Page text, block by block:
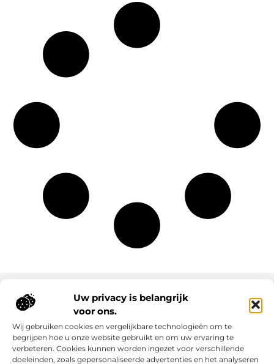
Uw privacy is belangrijk
voor ons.
Wij gebruiken cookies en vergelijkbare technologieën om te
begrijpen hoe u onze website gebruikt en om uw ervaring te
verbeteren. Cookies kunnen worden ingezet voor verschillende
doeleinden, zoals gepersonaliseerde advertenties en het analyseren
Onze informatie